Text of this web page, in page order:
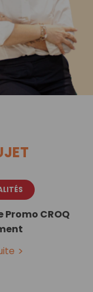
Promo CROQ